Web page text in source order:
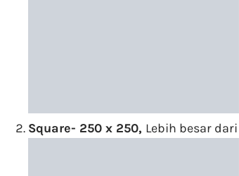
Square- 250 x 250, Lebih besar